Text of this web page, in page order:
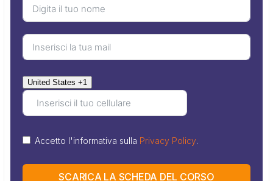
United States +1
Accetto l'informativa sulla Privacy Policy.
SCARICA LA SCHEDA DEL CORSO